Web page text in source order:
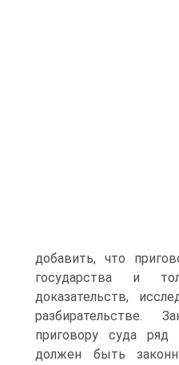
добавить, что
государства и
доказательств,
разбирательстве.
приговору суда ряд
должен быть